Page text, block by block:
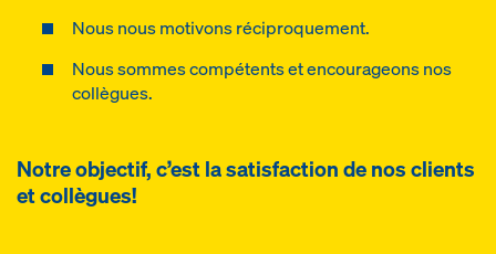
Nous nous motivons réciproquement.
Nous sommes compétents et encourageons nos
collègues.
Notre objectif, c’est la satisfaction de nos clients
et collègues!